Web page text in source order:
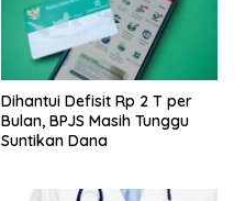
Dihantui Defisit Rp 2 T per
Bulan, BPJS Masih Tunggu
Suntikan Dana